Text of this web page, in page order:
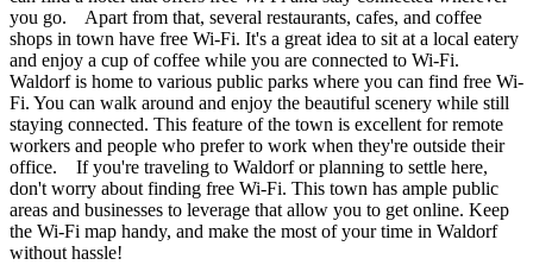
you go. Apart from that, several restaurants, cafes, and coffee
shops in town have free Wi-Fi. It's a great idea to sit at a local eatery
and enjoy a cup of coffee while you are connected to Wi-Fi.
Waldorf is home to various public parks where you can find free Wi-
Fi. You can walk around and enjoy the beautiful scenery while still
staying connected. This feature of the town is excellent for remote
workers and people who prefer to work when they're outside their
office. If you're traveling to Waldorf or planning to settle here,
don't worry about finding free Wi-Fi. This town has ample public
areas and businesses to leverage that allow you to get online. Keep
the Wi-Fi map handy, and make the most of your time in Waldorf
without hassle!